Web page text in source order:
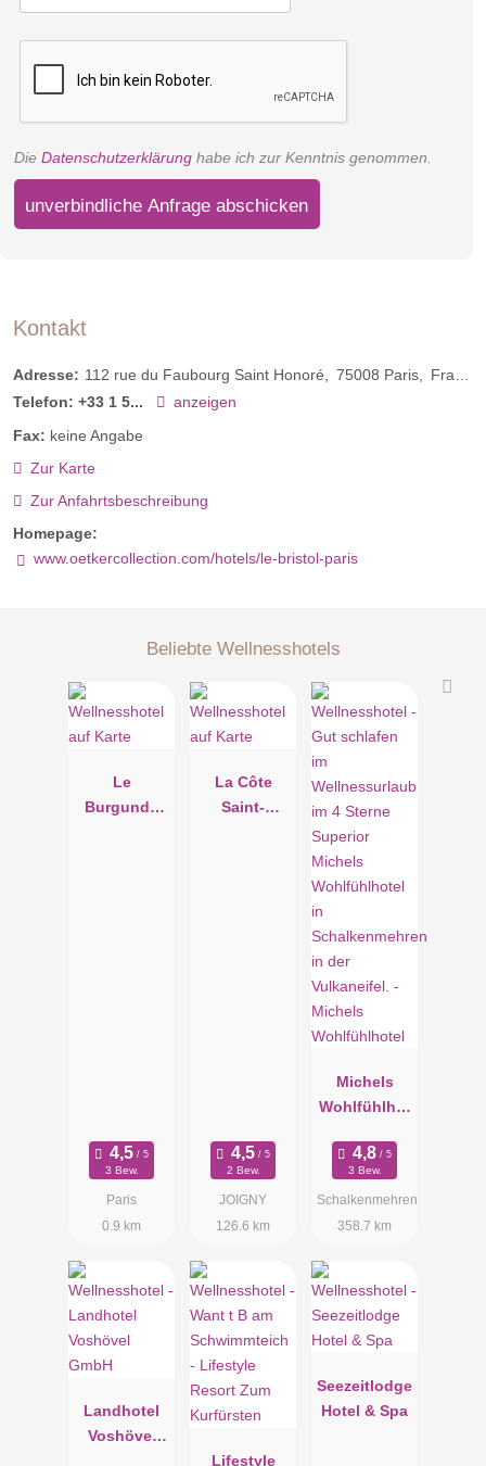
Die Datenschutzerklärung habe ich zur Kenntnis genommen.
unverbindliche Anfrage abschicken
Kontakt
Adresse: 112 rue du Faubourg Saint Honoré 75008 Paris
Frankreich
Telefon: +33 1 5...
anzeigen
Fax: keine Angabe
Zur Karte
Zur Anfahrtsbeschreibung
Homepage:
www.oetkercollection.com/hotels/le-bristol-paris
Beliebte Wellnesshotels
Le
Burgundy
3 Bew.
Paris
0.9 km
La Côte
Saint-
2 Bew.
JOIGNY
126.6 km
Michels
Wohlfühlhot
3 Bew.
Schalkenmehren
358.7 km
Landhotel
Voshövel
Lifestyle
Seezeitlodge
Hotel & Spa